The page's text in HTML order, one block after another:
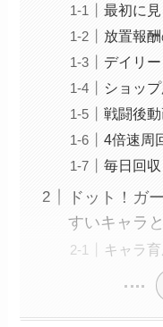
最初に
放置報
デイリ
ショッ
戦闘後
4倍速周
毎日回
ドット！ガ
すいキャラ
キャラ